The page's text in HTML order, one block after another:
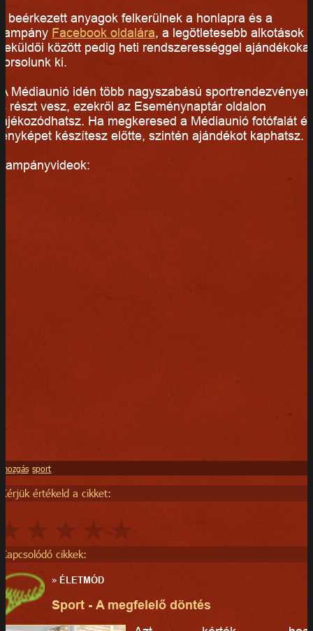
beérkezett anyagok felkerülnek a honlapra és a
Facebook oldalára, a legötletesebb alkotások
között pedig heti rendszerességgel ajándékokat
ki.
Médiaunió idén több nagyszabású sportrendezvényen
részt vesz, ezekről az Eseménynaptár oldalon
Ha megkeresed a Médiaunió fotófalát és
készítesz előtte, szintén ajándékot kaphatsz.
mozgás sport
Kérjük értékeld a cikket:
Kapcsolódó cikkek:
» ÉLETMÓD
Sport - A megfelelő döntés